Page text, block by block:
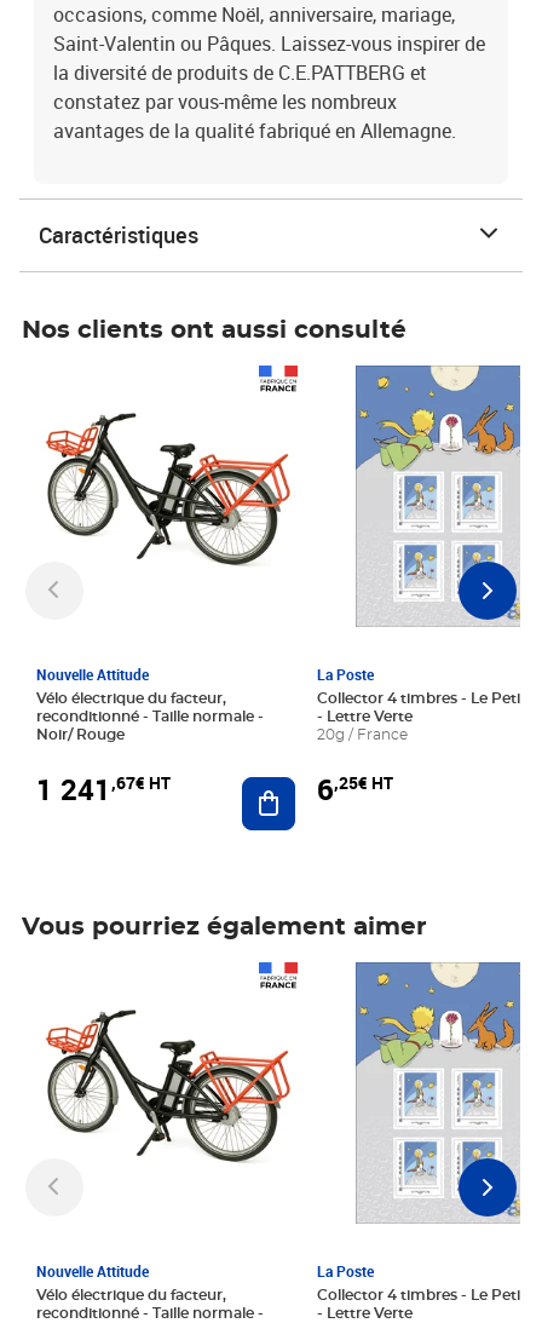
occasions, comme Noël, anniversaire, mariage,
Saint-Valentin ou Pâques. Laissez-vous inspirer de
la diversité de produits de C.E.PATTBERG et
constatez par vous-même les nombreux
avantages de la qualité fabriqué en Allemagne.
Caractéristiques
Nos clients ont aussi consulté
Nouvelle Attitude
Vélo électrique du facteur,
reconditionné - Taille normale -
Noir/ Rouge
1 241 ,67€ HT Ajouter au panier
La Poste
Collector 4 timbres - Le Petit
- Lettre Verte
20g / France
6,25€ HT
Prix 6,25€ HT
Vous pourriez également aimer
Nouvelle Attitude
Vélo électrique du facteur,
reconditionné - Taille normale -
La Poste
Collector 4 timbres - Le Petit
- Lettre Verte
Prix 6,25€ HT